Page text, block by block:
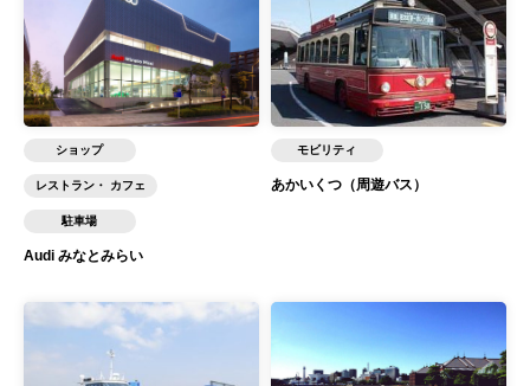
Audi みなとみらい
ショップ
レストラン・ カフェ
駐車場
あかいくつ（周遊バス）
モビリティ